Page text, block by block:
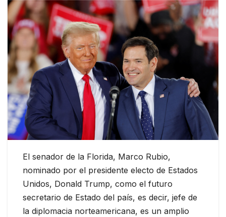
El senador de la Florida, Marco Rubio,
nominado por el presidente electo de Estados
Unidos, Donald Trump, como el futuro
secretario de Estado del país, es decir, jefe de
la diplomacia norteamericana, es un amplio